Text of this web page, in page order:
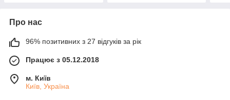
Про нас
96% позитивних з 27 відгуків за рік
Працює з 05.12.2018
м. Київ
Київ, Україна